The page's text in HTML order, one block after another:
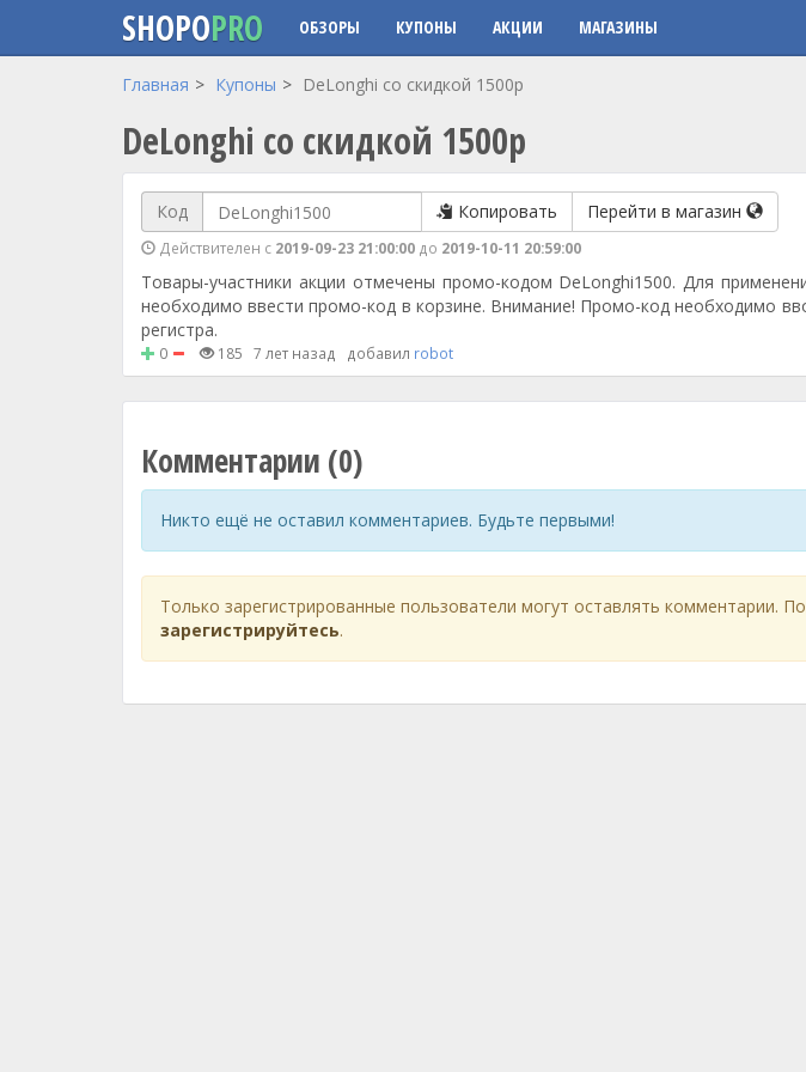
Перейти к основному содержанию
SHOPOPRO ОБЗОРЫ КУПОНЫ АКЦИИ МАГАЗИНЫ
Главная Купоны DeLonghi со скидкой 1500р
DeLonghi со скидкой 1500р
Код Копировать Перейти в магазин
Действителен с 2019-09-23 21:00:00 до 2019-10-11 20:59:00
Товары-участники акции отмечены промо-кодом DeLonghi1500. Для
необходимо ввести промо-код в корзине. Внимание! Промо-код необходимо
регистра.
0 185 7 лет назад добавил robot
Комментарии (0)
Никто ещё не оставил комментариев. Будьте первыми!
Только зарегистрированные пользователи могут оставлять комментарии.
зарегистрируйтесь.